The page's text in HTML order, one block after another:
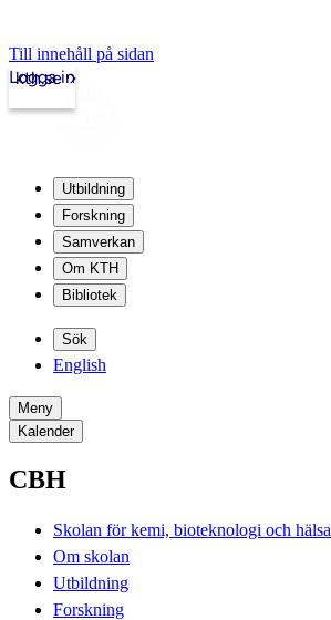
Till innehåll på sidan
kth.se
Logga in
Utbildning
Forskning
Samverkan
Om KTH
Bibliotek
Sök
English
Meny
Kalender
CBH
Skolan för kemi, bioteknologi och hälsa
Om skolan
Utbildning
Forskning